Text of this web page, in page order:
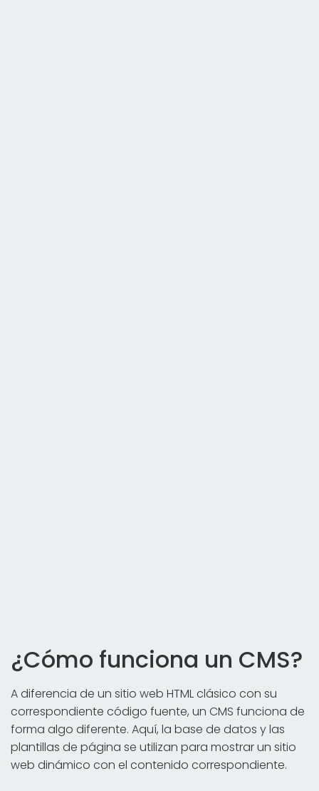
¿Cómo funciona un CMS?
A diferencia de un sitio web HTML clásico con su
correspondiente código fuente, un CMS funciona de
forma algo diferente. Aquí, la base de datos y las
plantillas de página se utilizan para mostrar un sitio
web dinámico con el contenido correspondiente.